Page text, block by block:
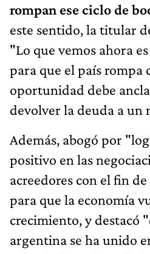
rompan ese ciclo de
este sentido, la titular
"Lo que vemos ahora
para que el país rompa
oportunidad debe
devolver la deuda a un
Además, abogó por
positivo en las
acreedores con el fin
para que la economía
crecimiento, y destacó
argentina se ha unido